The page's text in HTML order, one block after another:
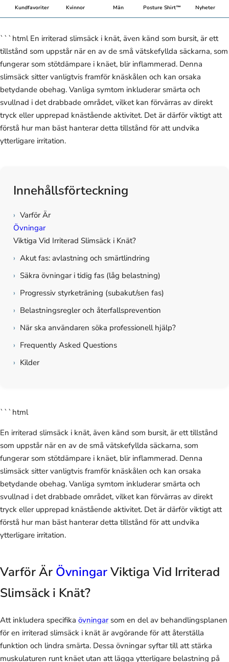
Kundfavoriter Kvinnor Män Posture Shirt™ Nyheter
```html En irriterad slimsäck i knät, även känd som bursit, är ett
tillstånd som uppstår när en av de små vätskefyllda säckarna, som
fungerar som stötdämpare i knäet, blir inflammerad. Denna
slimsäck sitter vanligtvis framför knäskålen och kan orsaka
betydande obehag. Vanliga symtom inkluderar smärta och
svullnad i det drabbade området, vilket kan förvärras av direkt
tryck eller upprepad knästående aktivitet. Det är därför viktigt att
förstå hur man bäst hanterar detta tillstånd för att undvika
ytterligare irritation.
Innehållsförteckning
› Varför Är
Övningar
Viktiga Vid Irriterad Slimsäck i Knät?
› Akut fas: avlastning och smärtlindring
› Säkra övningar i tidig fas (låg belastning)
› Progressiv styrketräning (subakut/sen fas)
› Belastningsregler och återfallsprevention
› När ska användaren söka professionell hjälp?
› Frequently Asked Questions
› Kilder
```html
En irriterad slimsäck i knät, även känd som bursit, är ett tillstånd
som uppstår när en av de små vätskefyllda säckarna, som
fungerar som stötdämpare i knäet, blir inflammerad. Denna
slimsäck sitter vanligtvis framför knäskålen och kan orsaka
betydande obehag. Vanliga symtom inkluderar smärta och
svullnad i det drabbade området, vilket kan förvärras av direkt
tryck eller upprepad knästående aktivitet. Det är därför viktigt att
förstå hur man bäst hanterar detta tillstånd för att undvika
ytterligare irritation.
Varför Är ÖvningarViktiga Vid Irriterad
Slimsäck i Knät?
Att inkludera specifika övningarsom en del av behandlingsplanen
för en irriterad slimsäck i knät är avgörande för att återställa
funktion och lindra smärta. Dessa övningar syftar till att stärka
muskulaturen runt knäet utan att lägga ytterligare belastning på